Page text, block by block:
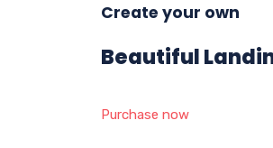
Create your own
Beautiful
Purchase now